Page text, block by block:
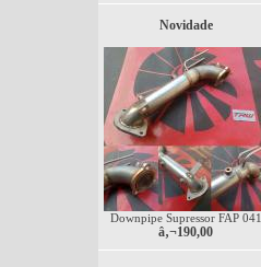
Novidade
Downpipe Supressor FAP 041
â‚¬190,00